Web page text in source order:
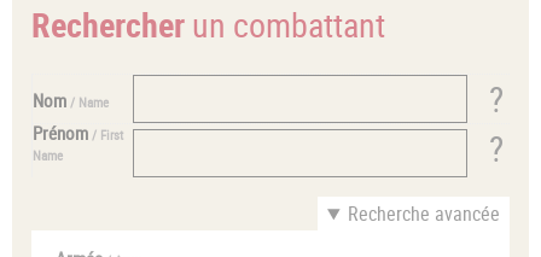
Rechercherun combattant
Nom / Name
Prénom / First
Name
Recherche avancée